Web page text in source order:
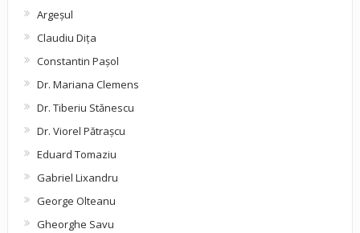
Argeşul
Claudiu Diţa
Constantin Pașol
Dr. Mariana Clemens
Dr. Tiberiu Stănescu
Dr. Viorel Pătraşcu
Eduard Tomaziu
Gabriel Lixandru
George Olteanu
Gheorghe Savu